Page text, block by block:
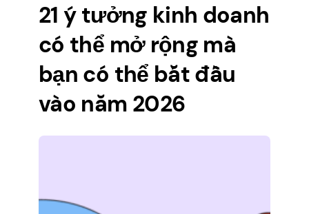
21 ý tưởng kinh doanh
có thể mở rộng mà
bạn có thể bắt đầu
vào năm 2026